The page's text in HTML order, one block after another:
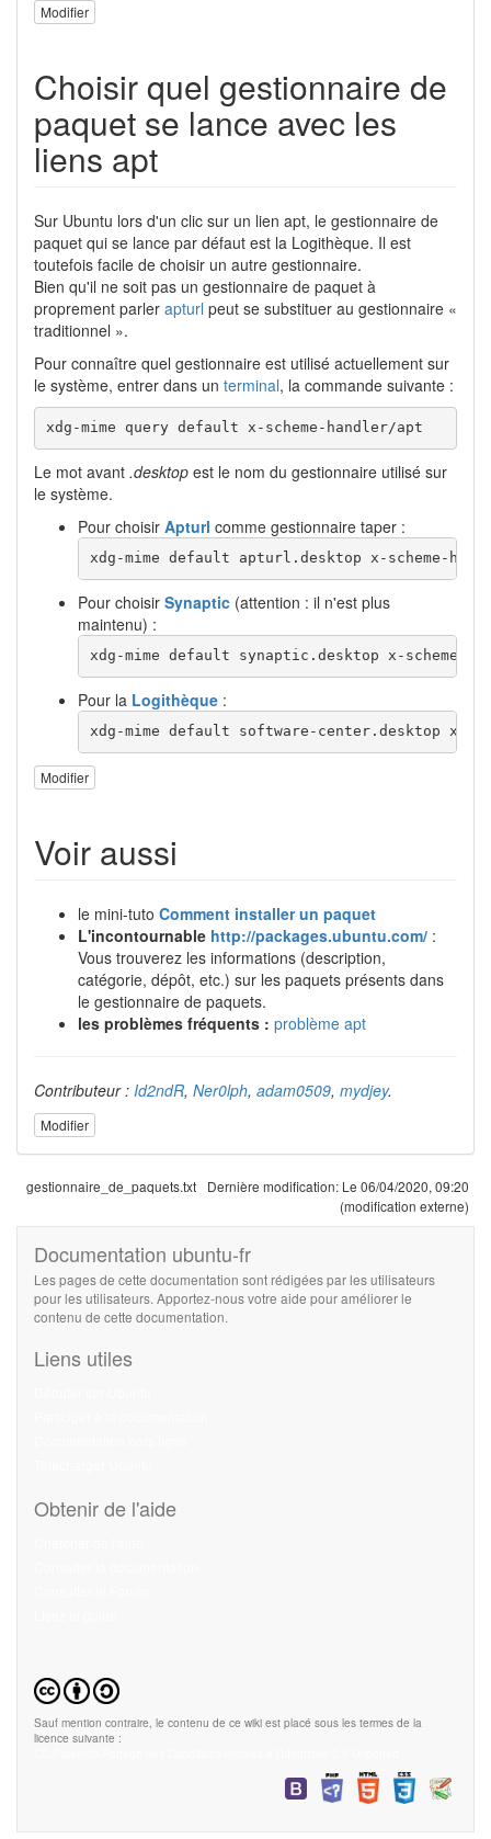
Modifier
Choisir quel gestionnaire de
paquet se lance avec les
liens apt
Sur Ubuntu lors d'un clic sur un lien apt, le gestionnaire de
paquet qui se lance par défaut est la Logithèque. Il est
toutefois facile de choisir un autre gestionnaire.
Bien qu'il ne soit pas un gestionnaire de paquet à
proprement parler apturl peut se substituer au gestionnaire «
traditionnel ».
Pour connaître quel gestionnaire est utilisé actuellement sur
le système, entrer dans un terminal, la commande suivante :
xdg-mime query default x-scheme-handler/apt
Le mot avant .desktop est le nom du gestionnaire utilisé sur
le système.
Pour choisir Apturl comme gestionnaire taper :
xdg-mime default apturl.desktop x-scheme-
Pour choisir Synaptic (attention : il n'est plus
maintenu) :
xdg-mime default synaptic.desktop x-scheme-
Pour la Logithèque :
xdg-mime default software-center.desktop x-
Modifier
Voir aussi
le mini-tuto Comment installer un paquet
L'incontournable http://packages.ubuntu.com/ :
Vous trouverez les informations (description,
catégorie, dépôt, etc.) sur les paquets présents dans
le gestionnaire de paquets.
les problèmes fréquents : problème apt
Contributeur : Id2ndR, Ner0lph, adam0509, mydjey.
Modifier
gestionnaire_de_paquets.txt Dernière modification: Le 06/04/2020, 09:20
(modification externe)
Documentation ubuntu-fr
Les pages de cette documentation sont rédigées par les utilisateurs
pour les utilisateurs. Apportez-nous votre aide pour améliorer le
contenu de cette documentation.
Liens utiles
Obtenir de l'aide
Sauf mention contraire, le contenu de ce wiki est placé sous les termes de la
licence suivante :